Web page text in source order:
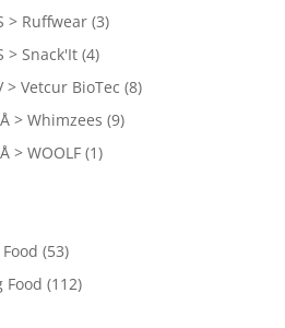
> Ruffwear (3)
> Snack'It (4)
Vetcur BioTec (8)
> Whimzees (9)
> WOOLF (1)
(53)
Food (112)